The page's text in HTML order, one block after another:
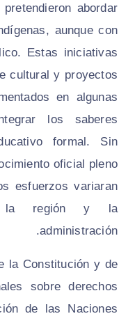
abordar
aunque con
Estas iniciativas
cultural y proyectos
en algunas
los saberes
formal. Sin
oficial pleno
esfuerzos variaran
la región y la
administración.
la Constitución y de
sobre derechos
de las Naciones